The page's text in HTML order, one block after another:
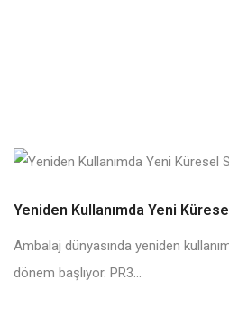
Yeniden Kullanımda Yeni
Ambalaj dünyasında yeniden
dönem başlıyor. PR3...